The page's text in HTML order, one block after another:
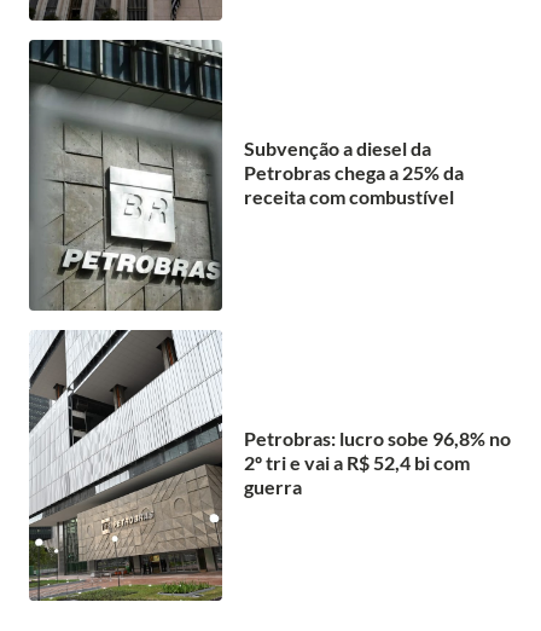
Subvenção a diesel da
Petrobras chega a 25% da
receita com combustível
Petrobras: lucro sobe 96,8% no
2º tri e vai a R$ 52,4 bi com
guerra